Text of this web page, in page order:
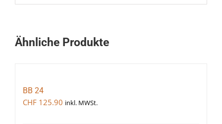
Ähnliche Produkte
BB 24
CHF 125.90 inkl. MWSt.